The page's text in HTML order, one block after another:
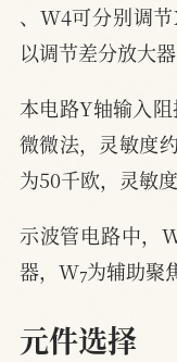
、W4可分别调
以调节差分放大器
本电路Y轴输入
微微法，灵敏度
为50千欧，灵敏
示波管电路中，
器，W 7为辅助聚
元件选择